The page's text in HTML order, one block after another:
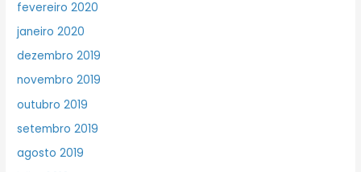
fevereiro 2020
janeiro 2020
dezembro 2019
novembro 2019
outubro 2019
setembro 2019
agosto 2019